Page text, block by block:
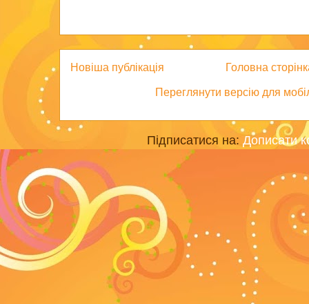
Новіша публікація Головна
Переглянути версію для
Підписатися на: Дописати